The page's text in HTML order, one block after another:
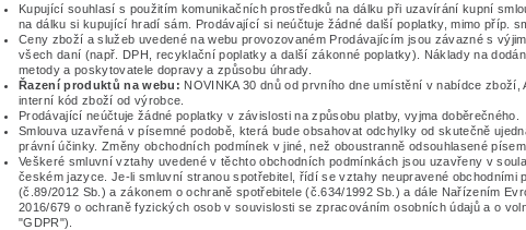
Kupující souhlasí s použitím komunikačních prostředků na dálku při uzavírání kupní
na dálku si kupující hradí sám. Prodávající si neúčtuje žádné další poplatky, mimo příp.
Ceny zboží a služeb uvedené na webu provozovaném Prodávajícím jsou závazné s
všech daní (např. DPH, recyklační poplatky a další zákonné poplatky). Náklady na
metody a poskytovatele dopravy a způsobu úhrady.
Řazení produktů na webu: NOVINKA 30 dnů od prvního dne umístění v nabídce zboží,
interní kód zboží od výrobce.
Prodávající neúčtuje žádné poplatky v závislosti na způsobu platby, vyjma doběrečného.
Smlouva uzavřená v písemné podobě, která bude obsahovat odchylky od skutečně
právní účinky. Změny obchodních podmínek v jiné, než oboustranně odsouhlasené
Veškeré smluvní vztahy uvedené v těchto obchodních podmínkách jsou uzavřeny v
českém jazyce. Je-li smluvní stranou spotřebitel, řídí se vztahy neupravené obchodními
(č.89/2012 Sb.) a zákonem o ochraně spotřebitele (č.634/1992 Sb.) a dále Nařízením
2016/679 o ochraně fyzických osob v souvislosti se zpracováním osobních údajů a o
"GDPR").